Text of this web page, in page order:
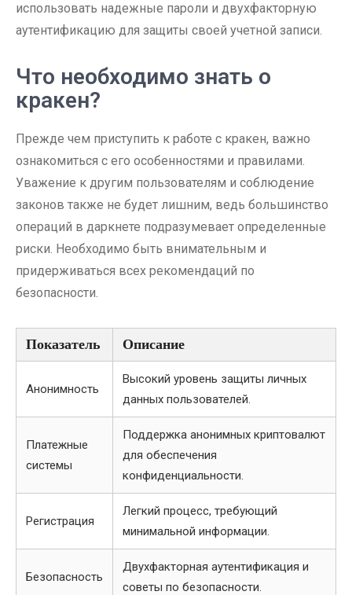
использовать надежные пароли и двухфакторную
аутентификацию для защиты своей учетной записи.
Что необходимо знать о
кракен?
Прежде чем приступить к работе с кракен, важно
ознакомиться с его особенностями и правилами.
Уважение к другим пользователям и соблюдение
законов также не будет лишним, ведь большинство
операций в даркнете подразумевает определенные
риски. Необходимо быть внимательным и
придерживаться всех рекомендаций по
безопасности.
Показатель Описание
Анонимность
Высокий уровень защиты личных
данных пользователей.
Платежные
системы
Поддержка анонимных криптовалют
для обеспечения
конфиденциальности.
Регистрация
Легкий процесс, требующий
минимальной информации.
Безопасность
Двухфакторная аутентификация и
советы по безопасности.